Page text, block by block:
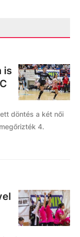
is
döntés a két női
4.